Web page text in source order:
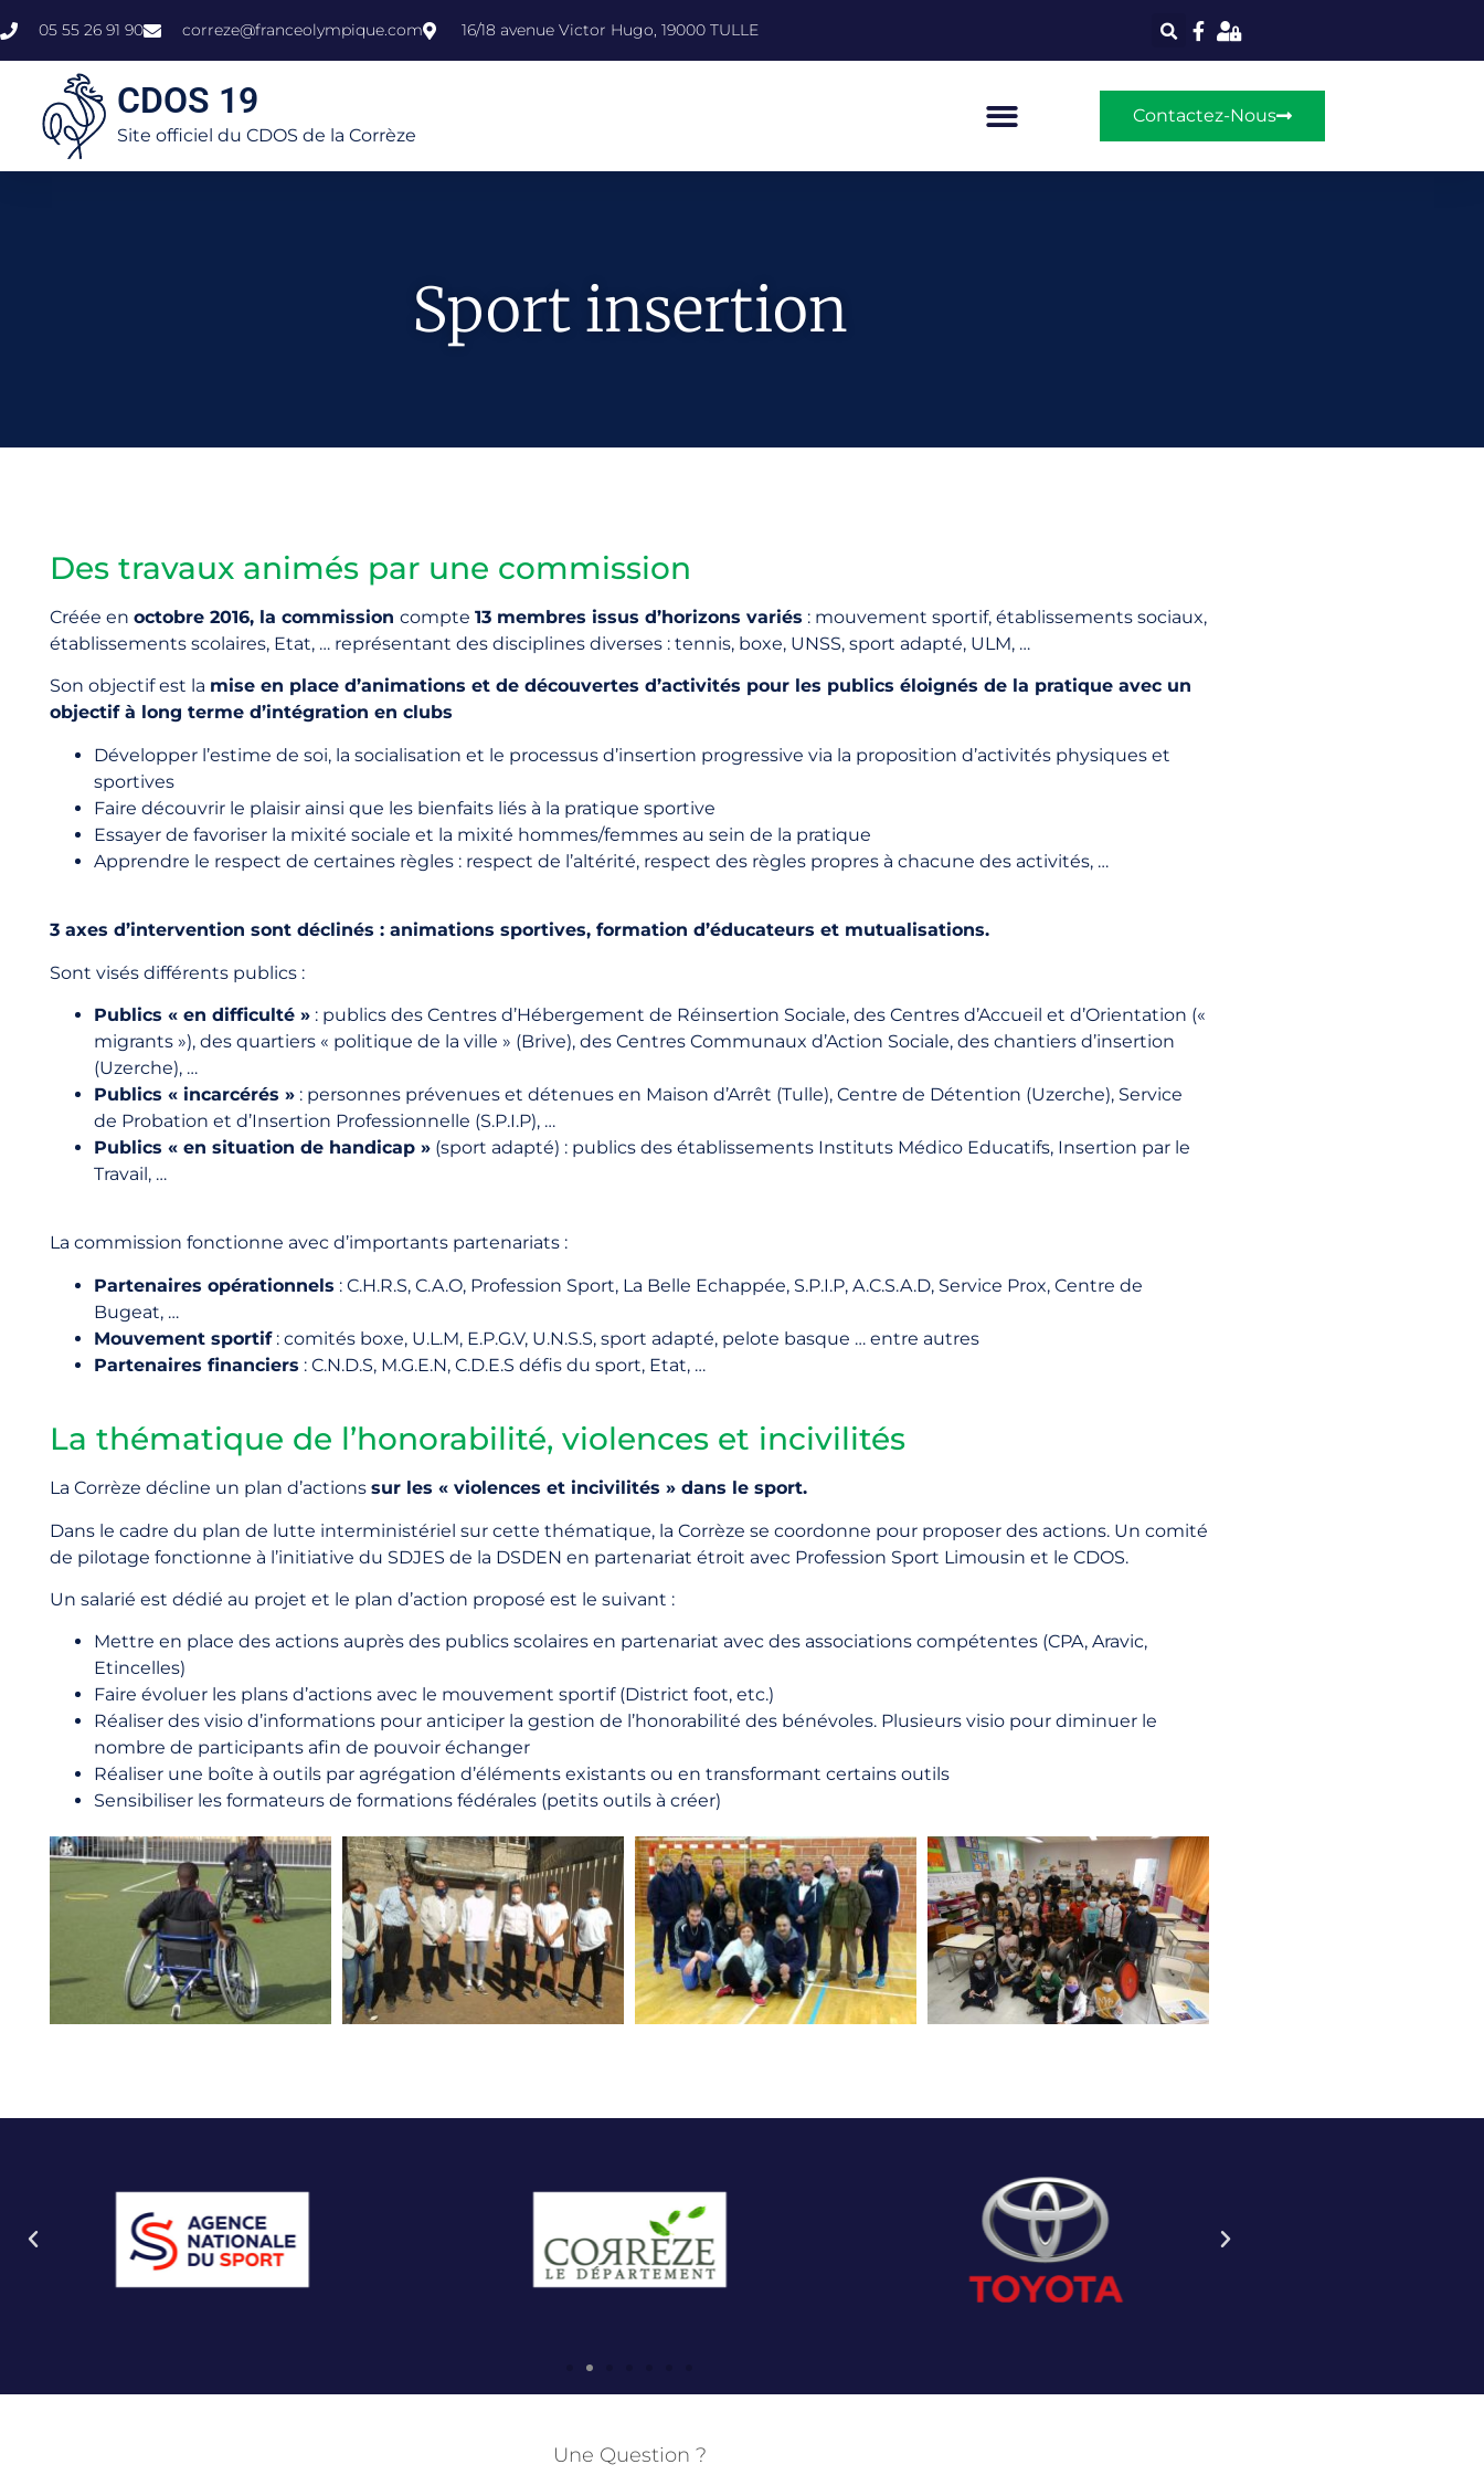
05 55 26 91 90 correze@franceolympique.com 16/18 avenue Victor Hugo, 19000 TULLE
CDOS 19
Site officiel du CDOS de la Corrèze
Contactez-Nous
Sport insertion
Des travaux animés par une commission
Créée en octobre 2016, la commission compte 13 membres issus d’horizons variés : mouvement sportif, établissements sociaux,
établissements scolaires, Etat, … représentant des disciplines diverses : tennis, boxe, UNSS, sport adapté, ULM, …
Son objectif est la mise en place d’animations et de découvertes d’activités pour les publics éloignés de la pratique avec un
objectif à long terme d’intégration en clubs
Développer l’estime de soi, la socialisation et le processus d’insertion progressive via la proposition d’activités physiques et
sportives
Faire découvrir le plaisir ainsi que les bienfaits liés à la pratique sportive
Essayer de favoriser la mixité sociale et la mixité hommes/femmes au sein de la pratique
Apprendre le respect de certaines règles : respect de l’altérité, respect des règles propres à chacune des activités, …
3 axes d’intervention sont déclinés : animations sportives, formation d’éducateurs et mutualisations.
Sont visés différents publics :
Publics « en difficulté » : publics des Centres d’Hébergement de Réinsertion Sociale, des Centres d’Accueil et d’Orientation («
migrants »), des quartiers « politique de la ville » (Brive), des Centres Communaux d’Action Sociale, des chantiers d’insertion
(Uzerche), …
Publics « incarcérés » : personnes prévenues et détenues en Maison d’Arrêt (Tulle), Centre de Détention (Uzerche), Service
de Probation et d’Insertion Professionnelle (S.P.I.P), …
Publics « en situation de handicap » (sport adapté) : publics des établissements Instituts Médico Educatifs, Insertion par le
Travail, …
La commission fonctionne avec d’importants partenariats :
Partenaires opérationnels : C.H.R.S, C.A.O, Profession Sport, La Belle Echappée, S.P.I.P, A.C.S.A.D, Service Prox, Centre de
Bugeat, …
Mouvement sportif: comités boxe, U.L.M, E.P.G.V, U.N.S.S, sport adapté, pelote basque … entre autres
Partenaires financiers : C.N.D.S, M.G.E.N, C.D.E.S défis du sport, Etat, …
La thématique de l’honorabilité, violences et incivilités
La Corrèze décline un plan d’actions sur les « violences et incivilités » dans le sport.
Dans le cadre du plan de lutte interministériel sur cette thématique, la Corrèze se coordonne pour proposer des actions. Un comité
de pilotage fonctionne à l’initiative du SDJES de la DSDEN en partenariat étroit avec Profession Sport Limousin et le CDOS.
Un salarié est dédié au projet et le plan d’action proposé est le suivant :
Mettre en place des actions auprès des publics scolaires en partenariat avec des associations compétentes (CPA, Aravic,
Etincelles)
Faire évoluer les plans d’actions avec le mouvement sportif (District foot, etc.)
Réaliser des visio d’informations pour anticiper la gestion de l’honorabilité des bénévoles. Plusieurs visio pour diminuer le
nombre de participants afin de pouvoir échanger
Réaliser une boîte à outils par agrégation d’éléments existants ou en transformant certains outils
Sensibiliser les formateurs de formations fédérales (petits outils à créer)
Une Question ?